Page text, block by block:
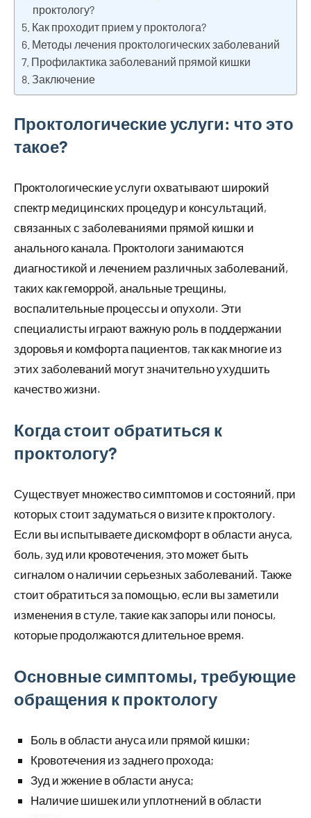
проктологу?
Как проходит прием у проктолога?
Методы лечения проктологических заболеваний
Профилактика заболеваний прямой кишки
Заключение
Проктологические услуги: что это
такое?
Проктологические услуги охватывают широкий
спектр медицинских процедур и консультаций,
связанных с заболеваниями прямой кишки и
анального канала. Проктологи занимаются
диагностикой и лечением различных заболеваний,
таких как геморрой, анальные трещины,
воспалительные процессы и опухоли. Эти
специалисты играют важную роль в поддержании
здоровья и комфорта пациентов, так как многие из
этих заболеваний могут значительно ухудшить
качество жизни.
Когда стоит обратиться к
проктологу?
Существует множество симптомов и состояний, при
которых стоит задуматься о визите к проктологу.
Если вы испытываете дискомфорт в области ануса,
боль, зуд или кровотечения, это может быть
сигналом о наличии серьезных заболеваний. Также
стоит обратиться за помощью, если вы заметили
изменения в стуле, такие как запоры или поносы,
которые продолжаются длительное время.
Основные симптомы, требующие
обращения к проктологу
Боль в области ануса или прямой кишки;
Кровотечения из заднего прохода;
Зуд и жжение в области ануса;
Наличие шишек или уплотнений в области